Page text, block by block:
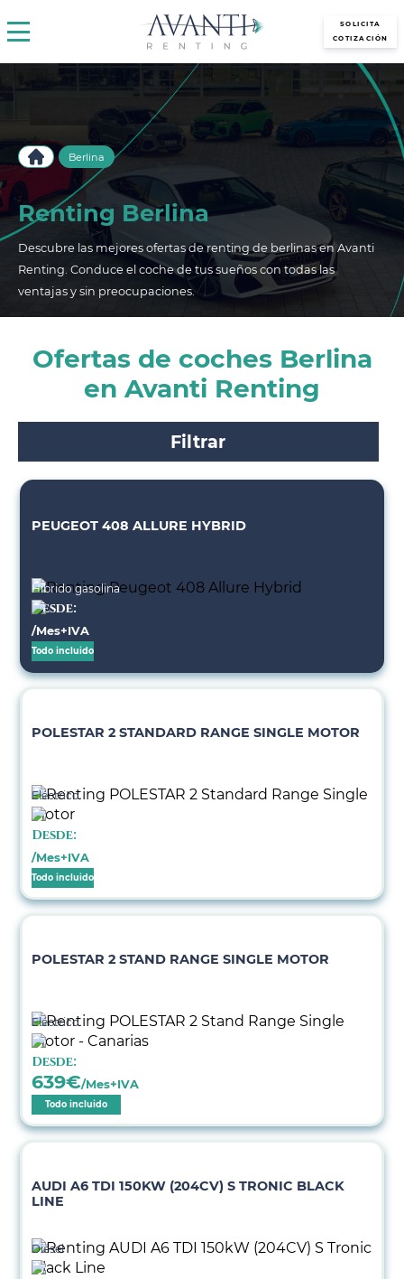
SOLICITA
COTIZACIÓN
Berlina
Renting Berlina
Descubre las mejores ofertas de renting de berlinas en Avanti
Renting. Conduce el coche de tus sueños con todas las
ventajas y sin preocupaciones.
Ofertas de coches Berlina
en Avanti Renting
Filtrar
PEUGEOT 408 ALLURE HYBRID
Híbrido gasolina
Desde:
/Mes+IVA
Todo incluido
POLESTAR 2 STANDARD RANGE SINGLE MOTOR
Eléctrico
Desde:
/Mes+IVA
Todo incluido
POLESTAR 2 STAND RANGE SINGLE MOTOR
Eléctrico
Desde:
639€/Mes+IVA
Todo incluido
AUDI A6 TDI 150KW (204CV) S TRONIC BLACK
LINE
Diésel